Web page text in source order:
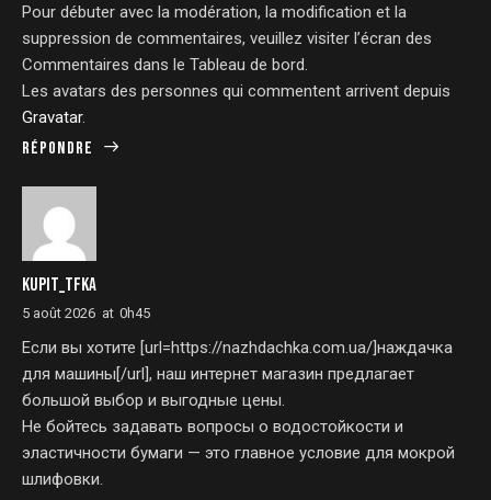
Pour débuter avec la modération, la modification et la
suppression de commentaires, veuillez visiter l’écran des
Commentaires dans le Tableau de bord.
Les avatars des personnes qui commentent arrivent depuis
Gravatar.
Répondre
KUPIT_TFKA
5 août 2026 at 0h45
Если вы хотите [url=https://nazhdachka.com.ua/]наждачка
для машины[/url], наш интернет магазин предлагает
большой выбор и выгодные цены.
Не бойтесь задавать вопросы о водостойкости и
эластичности бумаги — это главное условие для мокрой
шлифовки.